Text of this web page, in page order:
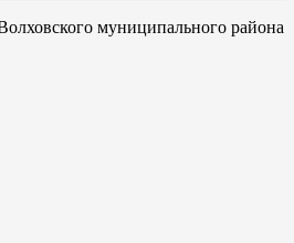
муниципального района